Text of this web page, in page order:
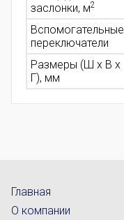
заслонки, м2
Вспомогательные
переключатели
Размеры (Ш х В х
Г), мм
Главная
О компании